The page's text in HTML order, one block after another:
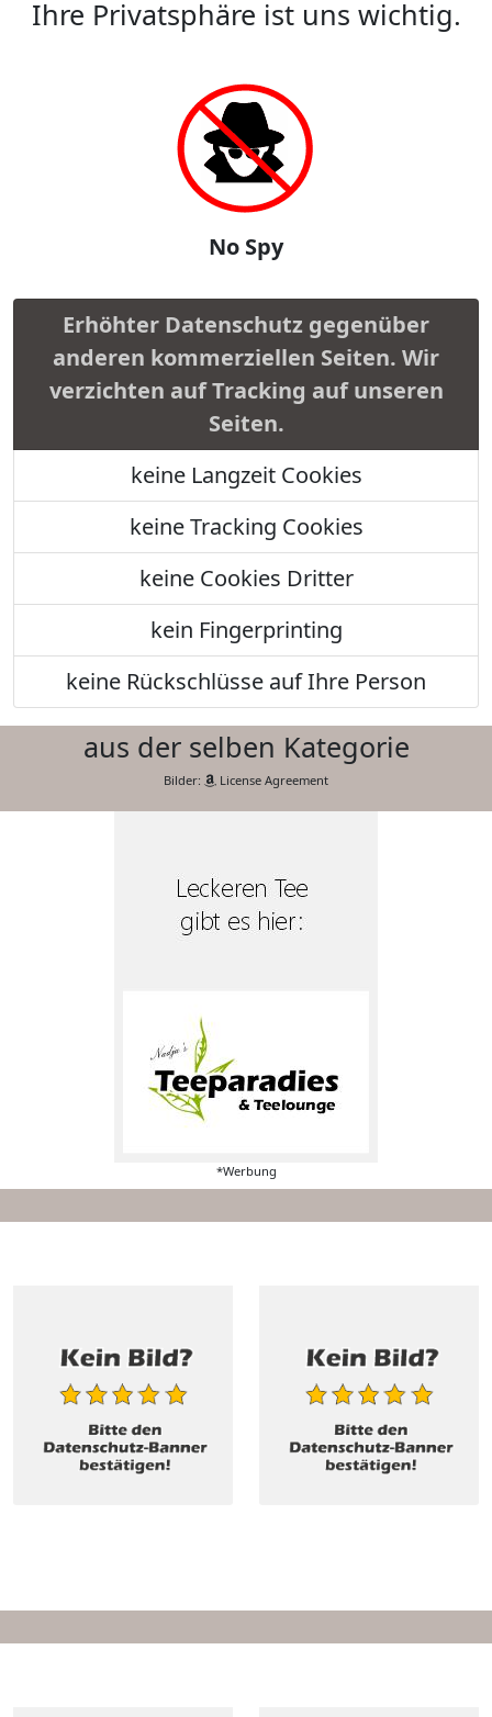
Ihre Privatsphäre ist uns wichtig.
No Spy
Erhöhter Datenschutz gegenüber
anderen kommerziellen Seiten. Wir
verzichten auf Tracking auf unseren
Seiten.
keine Langzeit Cookies
keine Tracking Cookies
keine Cookies Dritter
kein Fingerprinting
keine Rückschlüsse auf Ihre Person
aus der selben Kategorie
Bilder: License Agreement
*Werbung